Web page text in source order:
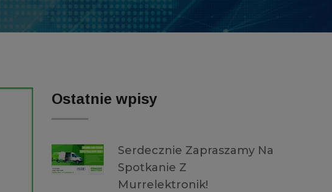
Ostatnie wpisy
Serdecznie Zapraszamy Na
Spotkanie Z
Murrelektronik!